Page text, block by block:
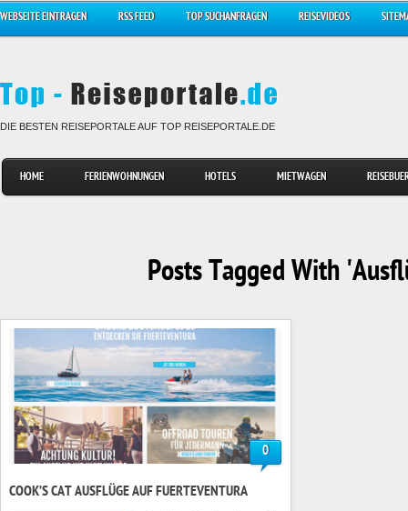
WEBSEITE EINTRAGEN RSS FEED TOP SUCHANFRAGEN REISEVIDEOS
DIE BESTEN REISEPORTALE AUF TOP REISEPORTALE.DE
HOME FERIENWOHNUNGEN HOTELS MIETWAGEN
Posts Tagged With
0
COOK’S CAT AUSFLÜGE AUF FUERTEVENTURA